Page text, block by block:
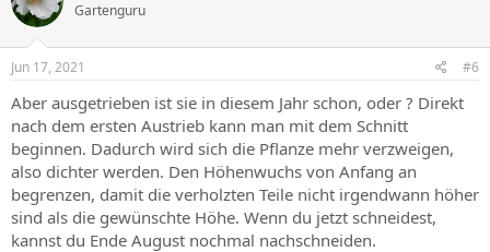
Gartenguru
Jun 17, 2021 #6
Aber ausgetrieben ist sie in diesem Jahr schon, oder ? Direkt
nach dem ersten Austrieb kann man mit dem Schnitt
beginnen. Dadurch wird sich die Pflanze mehr verzweigen,
also dichter werden. Den Höhenwuchs von Anfang an
begrenzen, damit die verholzten Teile nicht irgendwann höher
sind als die gewünschte Höhe. Wenn du jetzt schneidest,
kannst du Ende August nochmal nachschneiden.